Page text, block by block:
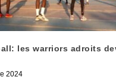
les warriors adroits
2024